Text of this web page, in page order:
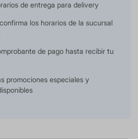
de entrega para delivery
los horarios de la sucursal
de pago hasta recibir tu
promociones especiales y